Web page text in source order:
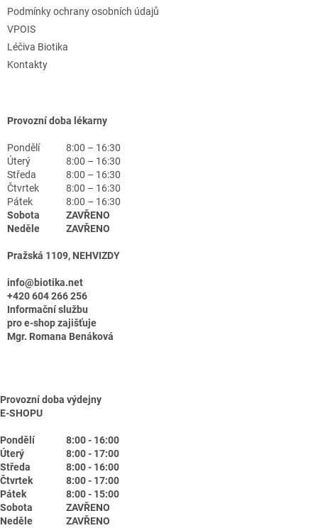
Podmínky ochrany osobních údajů
VPOIS
Léčiva Biotika
Kontakty
Provozní doba lékarny
Pondělí
8:00 – 16:30
Úterý
8:00 – 16:30
Středa
8:00 – 16:30
Čtvrtek
8:00 – 16:30
Pátek
8:00 – 16:30
Sobota
ZAVŘENO
Neděle
ZAVŘENO
Pražská 1109, NEHVIZDY
info@biotika.net
+420 604 266 256
Informační službu
pro e-shop zajišťuje
Mgr. Romana Benáková
Provozní doba výdejny
E-SHOPU
Pondělí
8:00 - 16:00
Úterý
8:00 - 17:00
Středa
8:00 - 16:00
Čtvrtek
8:00 - 17:00
Pátek
8:00 - 15:00
Sobota
ZAVŘENO
Neděle
ZAVŘENO